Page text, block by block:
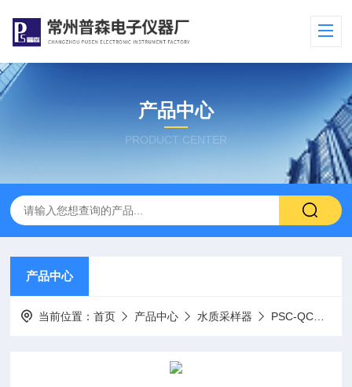
产品中心
PRODUCT CENTER
产品中心
当前位置：首页 产品中心 水质采样器 PSC-QCC9-1表层油类分析采水器